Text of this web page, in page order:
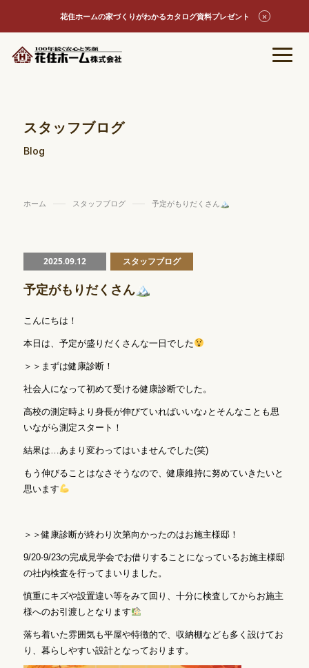
花住ホームの家づくりがわかるカタログ資料プレゼント
スタッフブログ
Blog
ホーム スタッフブログ 予定がもりだくさん🏔
2025.09.12 スタッフブログ
予定がもりだくさん🏔
こんにちは！
本日は、予定が盛りだくさんな一日でした
＞＞まずは健康診断！
社会人になって初めて受ける健康診断でした。
高校の測定時より身長が伸びていればいいな♪とそんなことも思
いながら測定スタート！
結果は…あまり変わってはいませんでした(笑)
もう伸びることはなさそうなので、健康維持に努めていきたいと
思います
＞＞健康診断が終わり次第向かったのはお施主様邸！
9/20-9/23の完成見学会でお借りすることになっているお施主様邸
の社内検査を行ってまいりました。
慎重にキズや設置違い等をみて回り、十分に検査してからお施主
様へのお引渡しとなります
落ち着いた雰囲気も平屋や特徴的で、収納棚なども多く設けてお
り、暮らしやすい設計となっております。